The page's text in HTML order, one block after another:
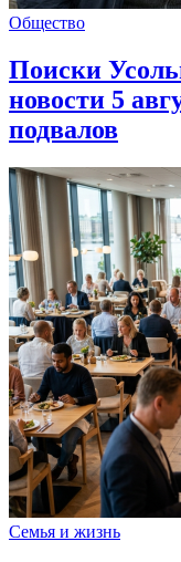
Общество
Поиски
новости 5
подвалов
Семья и жизнь